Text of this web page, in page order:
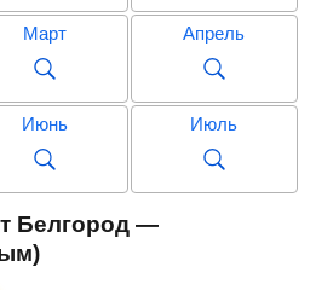
Март Апрель
Июнь Июль
Сентябрь
Белгород —